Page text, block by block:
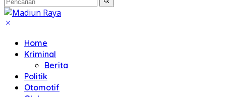
Home
Kriminal
Berita
Politik
Otomotif